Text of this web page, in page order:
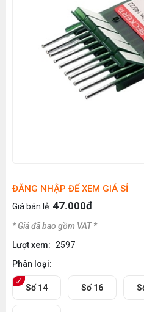
ĐĂNG NHẬP ĐỂ XEM GIÁ SỈ
Giá bán lẻ: 47.000đ
* Giá đã bao gồm VAT *
Lượt xem: 2597
Phân loại:
Số 14 Số 16